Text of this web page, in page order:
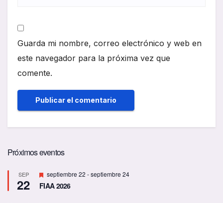
Guarda mi nombre, correo electrónico y web en
este navegador para la próxima vez que
comente.
Próximos eventos
SEP
22
D
e
s
septiembre 22 -septiembre 24
FIAA 2026